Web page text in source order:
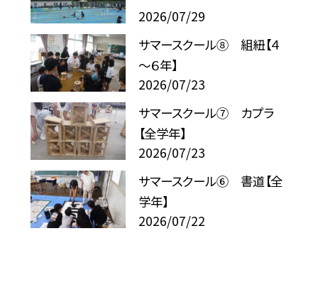
2026/07/29
サマースクール⑧ 組紐【４
～６年】
2026/07/23
サマースクール⑦ カプラ
【全学年】
2026/07/23
サマースクール⑥ 書道【全
学年】
2026/07/22